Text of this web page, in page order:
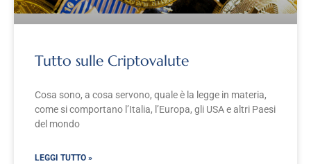
Tutto sulle Criptovalute
Cosa sono, a cosa servono, quale è la legge in materia,
come si comportano l’Italia, l’Europa, gli USA e altri Paesi
del mondo
LEGGI TUTTO »